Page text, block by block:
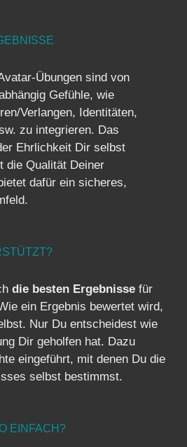
Übungen sind von
Gefühle, wie
Verlangen, Identitäten,
zu integrieren. Das
Ehrlichkeit Dir selbst
die Qualität Deiner
dafür ein sicheres,
die besten Ergebnisse für
ein Ergebnis bewertet wird,
Nur Du entscheidest wie
Dir geholfen hat. Dazu
eingeführt, mit denen Du die
selbst bestimmst.
EINFACH?